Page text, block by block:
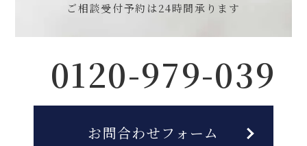
ご相談受付予約は24時間承ります
0120-979-039
お問合わせフォーム